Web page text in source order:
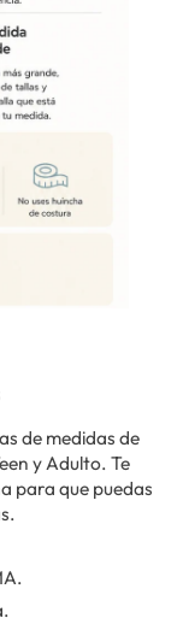
de medidas de
y Adulto. Te
para que puedas